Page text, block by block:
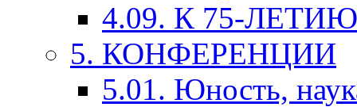
4.09. К 75-
5. КОНФЕРЕНЦИИ
5.01. Юность,